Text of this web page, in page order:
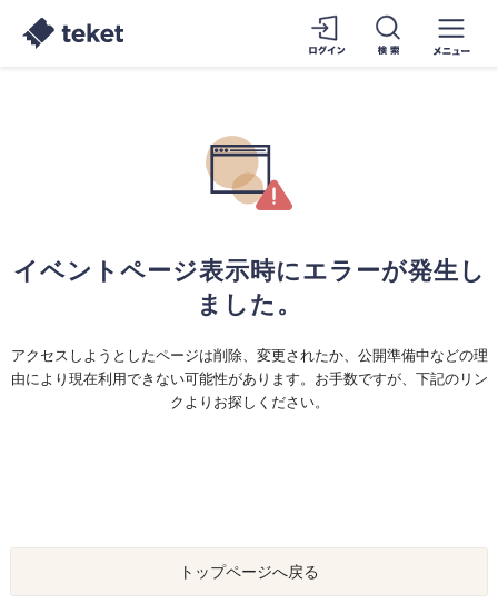
イベントページ表示時にエラーが発生し
ました。
アクセスしようとしたページは削除、変更されたか、公開準備中などの理
由により現在利用できない可能性があります。お手数ですが、下記のリン
クよりお探しください。
トップページへ戻る